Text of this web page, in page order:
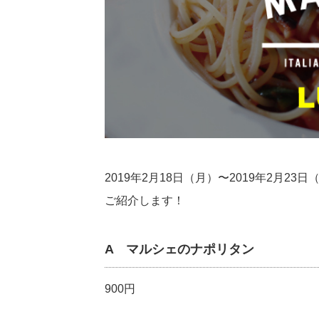
2019年2月18日（月）〜2019年2月23日
ご紹介します！
A マルシェのナポリタン
900円